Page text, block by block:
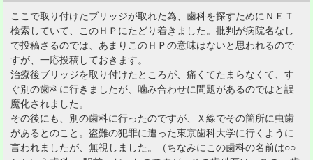
ここで取り付けたブリッジが取れた為、歯科を探すためにＮＥＴ
検索していて、このＨＰにたどり着きました。批判が病院名なし
で投稿さるのでは、あまりこのＨＰの意味はないと思われるので
すが、一応投稿しておきます。
治療後ブリッジを取り付けたところが、痛くてたまらなくて、す
ぐ別の歯科に行きましたが、噛み合わせに問題があるのではと誤
魔化されました。
その後にも、別の歯科に行ったのですが、Ｘ線でその箇所に虫歯
があるとのこと。盗難の犯罪に遭った東京歯科大学に行くように
言われましたが、無視しました。（ちなみにこの歯科の名前は○○